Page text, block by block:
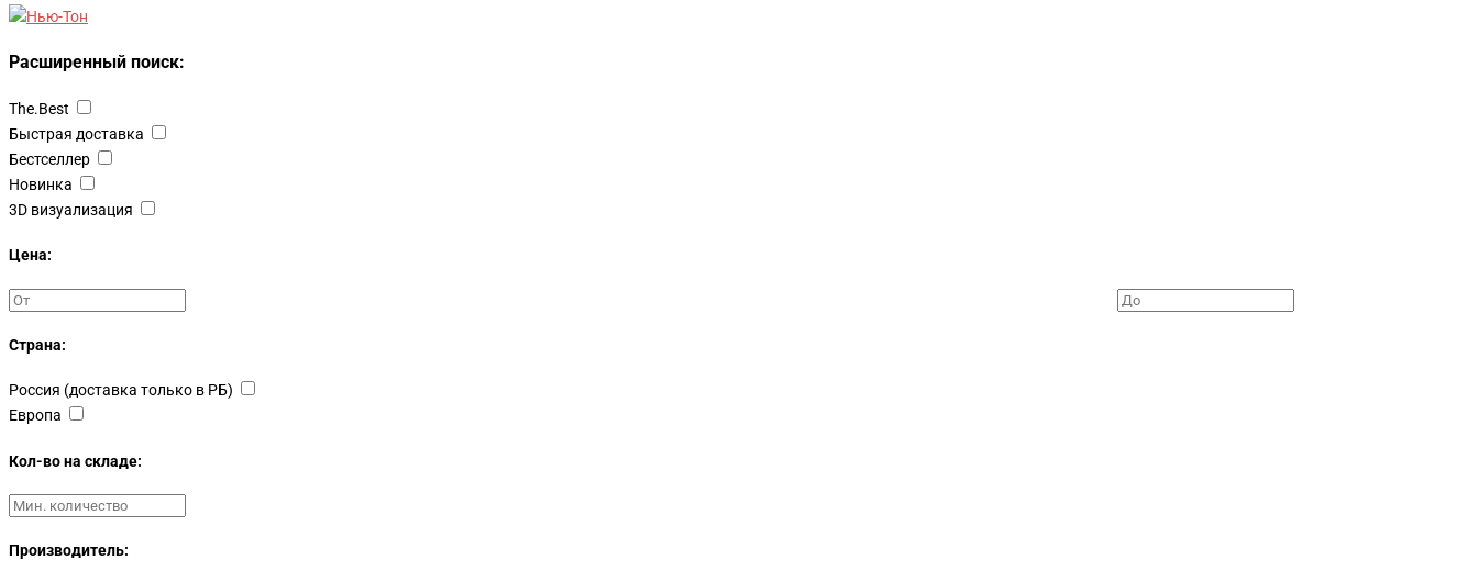
Расширенный поиск:
The.Best
Быстрая доставка
Бестселлер
Новинка
3D визуализация
Цена:
Страна:
Россия (доставка только в РБ)
Европа
Кол-во на складе:
Производитель: